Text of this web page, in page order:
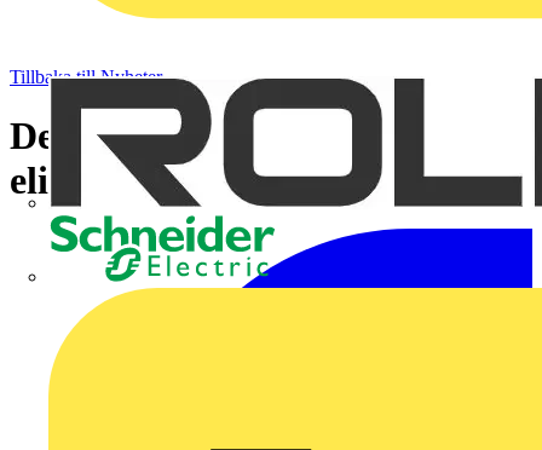
Tillbaka till Nyheter
Det svenska regelverket för
elinstallationer och elmateriel